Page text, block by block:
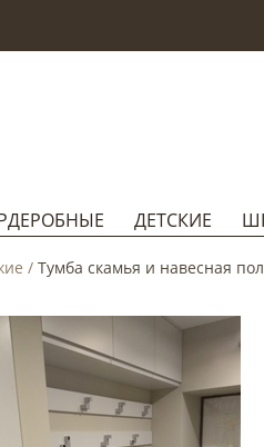
ДЕТСКИЕ
/ Тумба скамья и навесная